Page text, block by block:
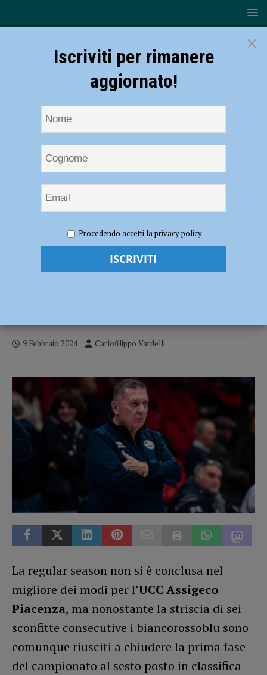
L’Assigeco Piacenza inizia la fase a orologio ospitando Vigevano –
Serie A2 – L’Assigeco Piacenza inizia la
9 Febbraio 2024 Carlofilippo Vardelli
La regular season non si è conclusa nel
migliore dei modi per l’UCC Assigeco
Piacenza, ma nonostante la striscia di sei
sconfitte consecutive i biancorossoblu sono
comunque riusciti a chiudere la prima fase
del campionato al sesto posto in classifica
×
Iscriviti per rimanere
aggiornato!
Procedendo accetti la privacy policy